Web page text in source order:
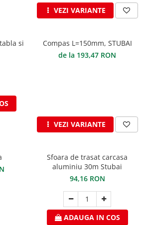
atic
VEZI VARIANTE
si
Compas L=150mm, STUBAI
de la 193,47 RON
VEZI VARIANTE
Sfoara de trasat carcasa
aluminiu 30m Stubai
94,16 RON
ADAUGA IN COS